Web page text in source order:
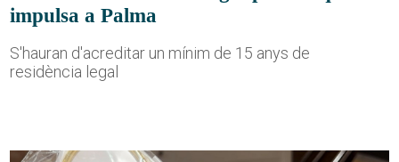
impulsa a Palma
S'hauran d'acreditar un mínim de 15 anys de
residència legal